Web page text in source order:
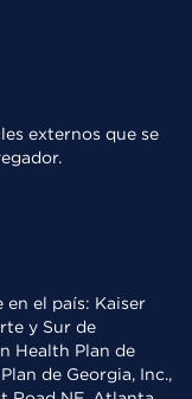
externos que se
en el país: Kaiser
y Sur de
Health Plan de
de Georgia, Inc.,